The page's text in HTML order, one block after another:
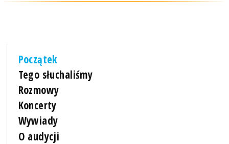
Początek
Tego słuchaliśmy
Rozmowy
Koncerty
Wywiady
O audycji